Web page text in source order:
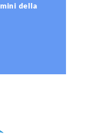
della